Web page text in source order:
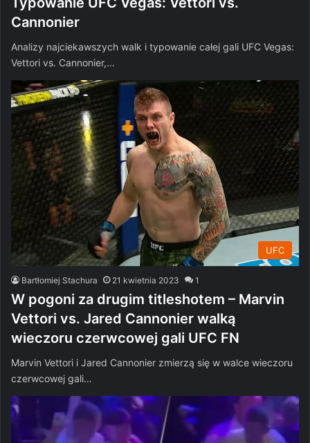
Cannonier
Analizy najciekawszych walk i typowanie całej gali UFC Vegas:
Vettori vs. Cannonier,…
UFC
Bartłomiej Stachura 21 kwietnia 2023 1
W pogoni za drugim titleshotem – Marvin
Vettori vs. Jared Cannonier walką
wieczoru czerwcowej gali UFC FN
Marvin Vettori i Jared Cannonier zmierzą się w walce wieczoru
czerwcowej gali…